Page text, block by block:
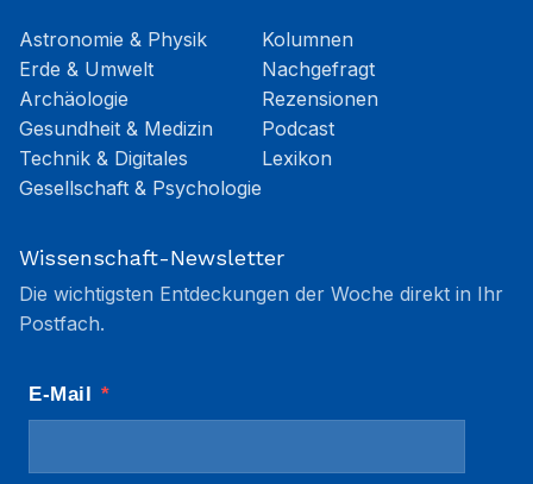
Astronomie & Physik
Erde & Umwelt
Archäologie
Gesundheit & Medizin
Technik & Digitales
Gesellschaft & Psychologie
Kolumnen
Nachgefragt
Rezensionen
Podcast
Lexikon
Wissenschaft-Newsletter
Die wichtigsten Entdeckungen der Woche direkt in Ihr
Postfach.